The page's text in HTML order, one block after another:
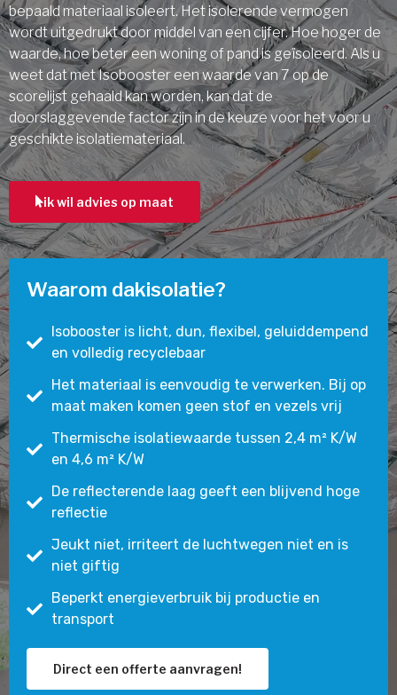
bepaald materiaal isoleert. Het isolerende vermogen
wordt uitgedrukt door middel van een cijfer. Hoe hoger de
waarde, hoe beter een woning of pand is geïsoleerd. Als u
weet dat met Isobooster een waarde van 7 op de
scorelijst gehaald kan worden, kan dat de
doorslaggevende factor zijn in de keuze voor het voor u
geschikte isolatiemateriaal.
ik wil advies op maat
Waarom dakisolatie?
Isobooster is licht, dun, flexibel, geluiddempend
en volledig recyclebaar
Het materiaal is eenvoudig te verwerken. Bij op
maat maken komen geen stof en vezels vrij
Thermische isolatiewaarde tussen 2,4 m² K/W
en 4,6 m² K/W
De reflecterende laag geeft een blijvend hoge
reflectie
Jeukt niet, irriteert de luchtwegen niet en is
niet giftig
Beperkt energieverbruik bij productie en
transport
Direct een offerte aanvragen!